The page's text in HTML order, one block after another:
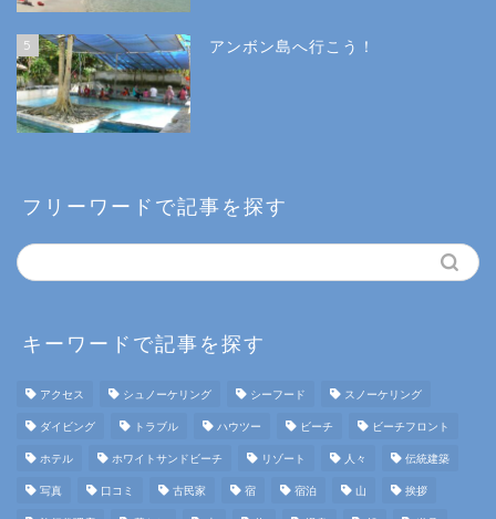
5 アンボン島へ行こう！
フリーワードで記事を探す
キーワードで記事を探す
アクセス シュノーケリング シーフード スノーケリング
ダイビング トラブル ハウツー ビーチ ビーチフロント
ホテル ホワイトサンドビーチ リゾート 人々 伝統建築
写真 口コミ 古民家 宿 宿泊 山 挨拶